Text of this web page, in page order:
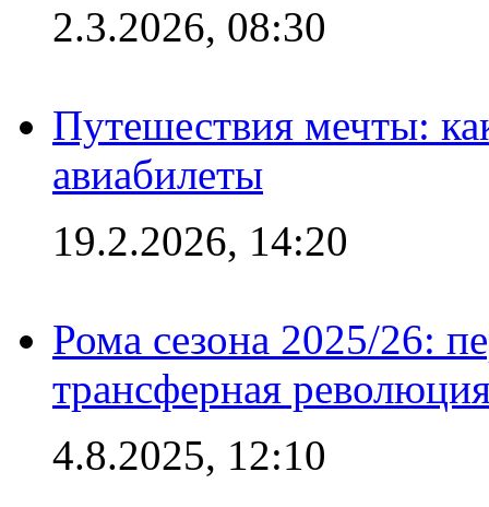
2.3.2026, 08:30
Путешествия мечты:
авиабилеты
19.2.2026, 14:20
Рома сезона 2025/26:
трансферная
4.8.2025, 12:10